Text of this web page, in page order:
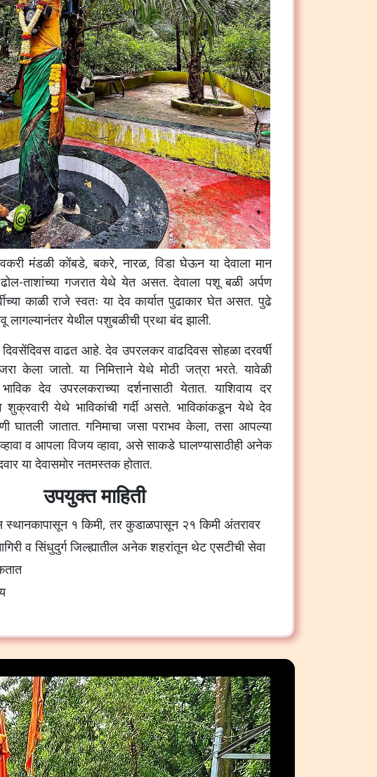
मंडळी कोंबडे, बकरे, नारळ, विडा घेऊन या देवाला मान
ढोल-ताशांच्या गजरात येथे येत असत. देवाला पशू बळी अर्पण
काळी राजे स्वतः या देव कार्यात पुढाकार घेत असत. पुढे
लागल्यानंतर येथील पशुबळीची प्रथा बंद झाली.
वाढत आहे. देव उपरलकर वाढदिवस सोहळा दरवर्षी
केला जातो. या निमित्ताने येथे मोठी जत्रा भरते. यावेळी
देव उपरलकराच्या दर्शनासाठी येतात. याशिवाय दर
व शुक्रवारी येथे भाविकांची गर्दी असते. भाविकांकडून येथे देव
घातली जातात. गनिमाचा जसा पराभव केला, तसा आपल्या
व्हावा व आपला विजय व्हावा, असे साकडे घालण्यासाठीही अनेक
या देवासमोर नतमस्तक होतात.
उपयुक्त माहिती
स्थानकापासून १ किमी, तर कुडाळपासून २१ किमी अंतरावर
व सिंधुदुर्ग जिल्ह्यातील अनेक शहरांतून थेट एसटीची सेवा